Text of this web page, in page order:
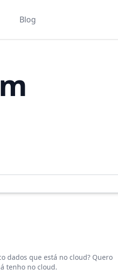
Blog
dados que está no cloud? Quero
tenho no cloud.